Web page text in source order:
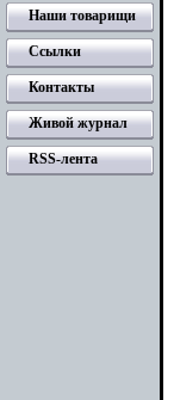
Наши товарищи
Ссылки
Контакты
Живой журнал
RSS-лента